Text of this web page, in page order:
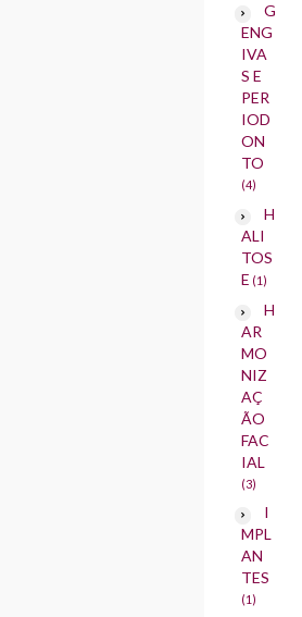
G
ENG
IVA
S E
PER
IOD
ON
TO
(4)
H
ALI
TOS
E (1)
H
AR
MO
NIZ
AÇ
ÃO
FAC
IAL
(3)
I
MPL
AN
TES
(1)